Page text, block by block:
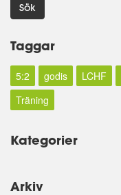
Sök
Taggar
5:2 godis LCHF
Träning
Kategorier
Arkiv